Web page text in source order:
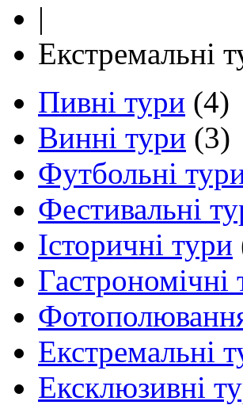
|
Екстремальні
Пивні тури (4)
Винні тури (3)
Футбольні
Фестивальні
Історичні тури
Гастрономічні
Екстремальні
Ексклюзивні